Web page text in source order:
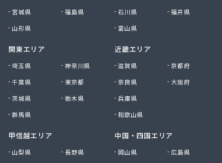
日の丸産業株式会社 中畑流通センター
日本ホームガス協業組合安佐センター
波間プロパン店
備後ガス販売株式会社
府中米穀プロパンセンター 本部
平田商店
有限会社オートガスユニオン
有限会社ゴヨーガス
宮城県
福島県
山形県
関東エリア
埼玉県
神奈川県
千葉県
東京都
茨城県
栃木県
群馬県
甲信越エリア
山梨県
長野県
石川県
福井県
富山県
近畿エリア
滋賀県
京都府
奈良県
大阪府
兵庫県
和歌山県
中国・四国エリア
岡山県
広島県